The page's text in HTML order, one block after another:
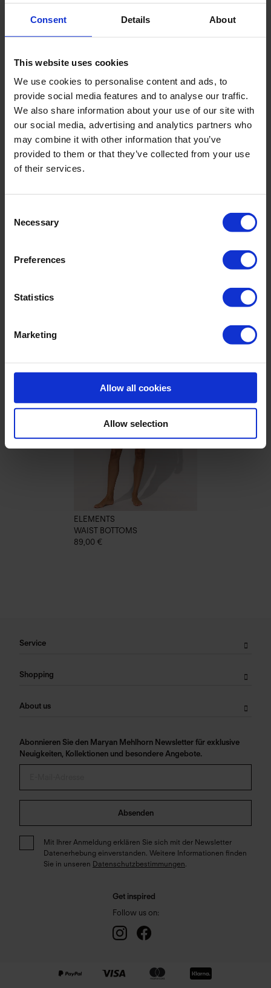
Consent Details About
This website uses cookies
We use cookies to personalise content and ads, to
provide social media features and to analyse our traffic.
We also share information about your use of our site with
our social media, advertising and analytics partners who
may combine it with other information that you’ve
provided to them or that they’ve collected from your use
of their services.
Selection
Necessary
Preferences
Statistics
Marketing
Allow all cookies
Allow selection
vermittelt die Zuverlässigkeit einer Farbe, die Ruhe und Zuversicht
verspricht, das satte „Cranberry“ wirkt wie ein Energieschub für Körper
und Geist. Bikini-Hose im modischen High-Waist-Cut mit femininen
Raffungen.
Art.-Nr.: 368_504_818
Material & Pflege:
Care Symbols:
ÄHNLICHE ARTIKEL
ELEMENTS
WAIST BOTTOMS
89,00 €
Service
Shopping
About us
Abonnieren Sie den Maryan Mehlhorn Newsletter für exklusive
Neuigkeiten, Kollektionen und besondere Angebote.
Absenden
Mit Ihrer Anmeldung erklären Sie sich mit der Newsletter
Datenerhebung einverstanden. Weitere Informationen finden
Sie in unseren Datenschutzbestimmungen.
Get inspired
Follow us on: